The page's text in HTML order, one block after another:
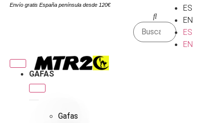
Envío gratis España península desde 120€
ES
EN
ES
EN
GAFAS
Gafas